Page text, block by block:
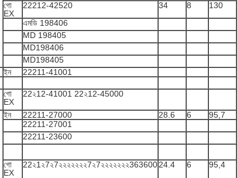
গো
EX
22212-42520 34 8 130
এমডি 198406
MD 198405
MD198406
MD198405
ইন 22211-41001
গো
EX
22২12-41001 22২12-45000
ইন 22211-27000 28.6 6 95,7
22211-27001
22211-23600
গো
EX
22২1২7২7২২২২২২২7২7২২২২২২২36360024.4 6 95,4